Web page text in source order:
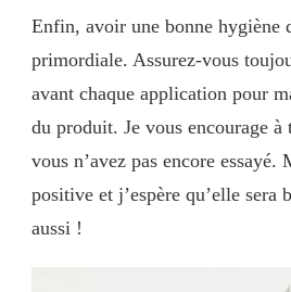
Enfin, avoir une bonne hygiène
primordiale. Assurez-vous
avant chaque application pour
du produit. Je vous encourage à
vous n’avez pas encore essayé.
positive et j’espère qu’elle sera
aussi !